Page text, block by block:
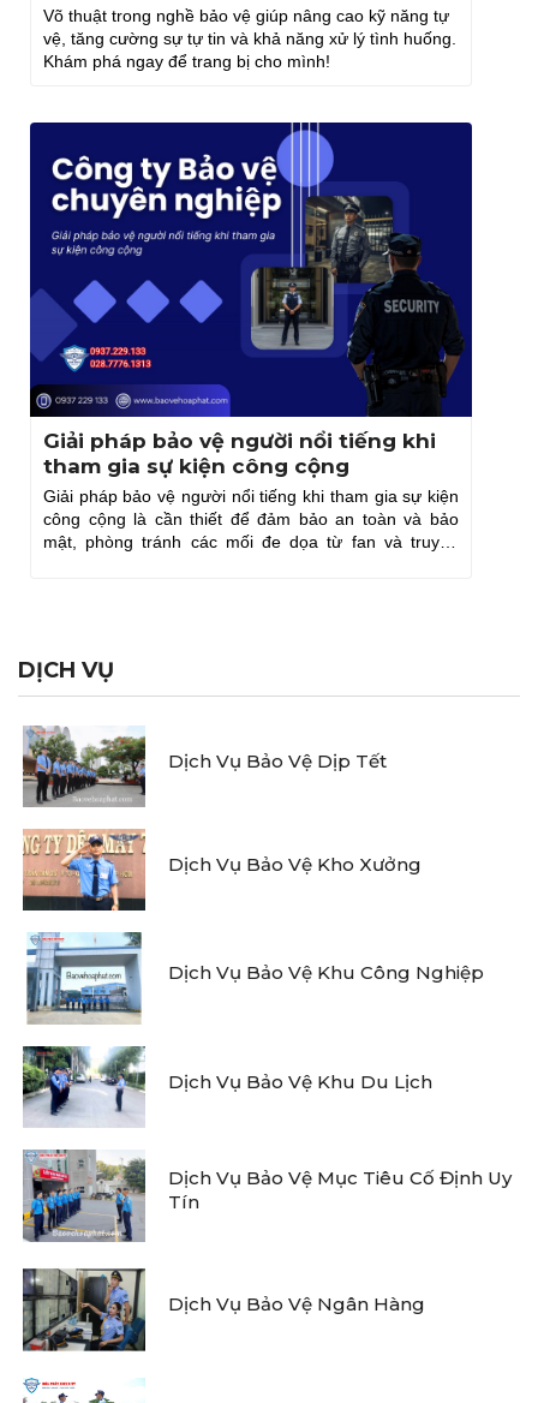
Võ thuật trong nghề bảo vệ giúp nâng cao kỹ năng tự
vệ, tăng cường sự tự tin và khả năng xử lý tình huống.
Khám phá ngay để trang bị cho mình!
Giải pháp bảo vệ người nổi tiếng khi
tham gia sự kiện công cộng
Giải pháp bảo vệ người nổi tiếng khi tham gia sự kiện
công cộng là cần thiết để đảm bảo an toàn và bảo
mật, phòng tránh các mối đe dọa từ fan và truyền
DỊCH VỤ
Dịch Vụ Bảo Vệ Dịp Tết
Dịch Vụ Bảo Vệ Kho Xưởng
Dịch Vụ Bảo Vệ Khu Công Nghiệp
Dịch Vụ Bảo Vệ Khu Du Lịch
Dịch Vụ Bảo Vệ Mục Tiêu Cố Định Uy
Tín
Dịch Vụ Bảo Vệ Ngân Hàng